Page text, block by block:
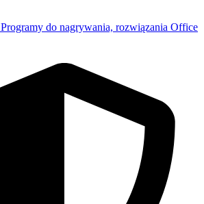
Programy do nagrywania, rozwiązania Office